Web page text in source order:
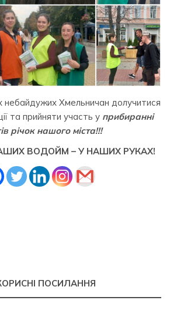
небайдужих Хмельничан долучитися
та прийняти участь у прибиранні
річок нашого міста!!!
ВОДОЙМ – У НАШИХ РУКАХ!
ПОСИЛАННЯ